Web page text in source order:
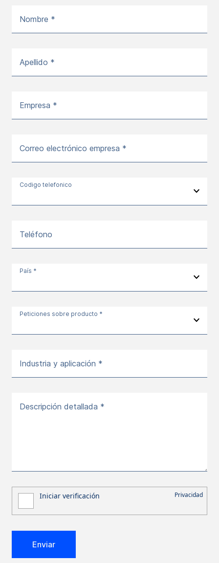
Nombre *
Apellido *
Empresa *
Correo electrónico empresa *
Codigo telefonico
Teléfono
País *
Peticiones sobre producto *
Industria y aplicación *
Descripción detallada *